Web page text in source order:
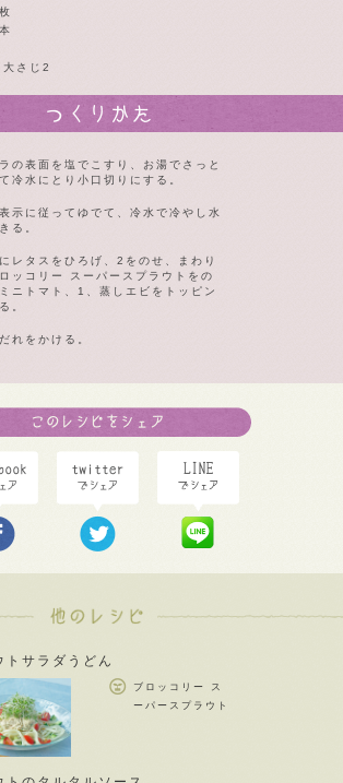
さじ2
の表面を塩でこすり、お湯でさっと
冷水にとり小口切りにする。
示に従ってゆでて、冷水で冷やし水
る。
レタスをひろげ、2をのせ、まわり
ッコリー スーパースプラウトをの
ニトマト、1、蒸しエビをトッピン
。
れをかける。
トサラダうどん
ブロッコリー ス
ーパースプラウト